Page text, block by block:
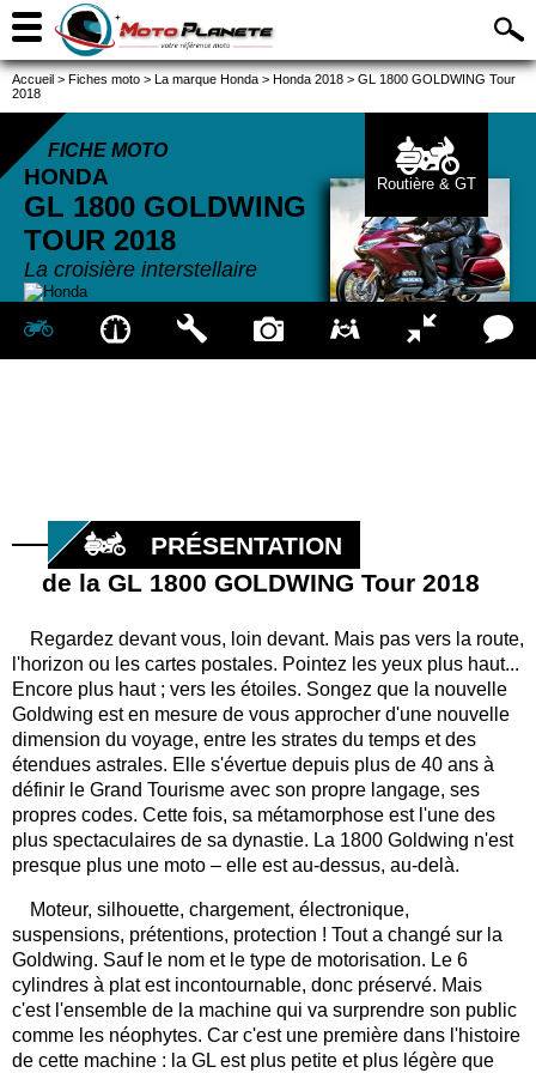
Accueil > Fiches moto > La marque Honda > Honda 2018 > GL 1800 GOLDWING Tour
2018
FICHE MOTO
HONDA
GL 1800 GOLDWING
TOUR 2018
La croisière interstellaire
Routière & GT
PRÉSENTATION
de la GL 1800 GOLDWING Tour 2018
Regardez devant vous, loin devant. Mais pas vers la route,
l'horizon ou les cartes postales. Pointez les yeux plus haut...
Encore plus haut ; vers les étoiles. Songez que la nouvelle
Goldwing est en mesure de vous approcher d'une nouvelle
dimension du voyage, entre les strates du temps et des
étendues astrales. Elle s'évertue depuis plus de 40 ans à
définir le Grand Tourisme avec son propre langage, ses
propres codes. Cette fois, sa métamorphose est l'une des
plus spectaculaires de sa dynastie. La 1800 Goldwing n'est
presque plus une moto – elle est au-dessus, au-delà.
Moteur, silhouette, chargement, électronique,
suspensions, prétentions, protection ! Tout a changé sur la
Goldwing. Sauf le nom et le type de motorisation. Le 6
cylindres à plat est incontournable, donc préservé. Mais
c'est l'ensemble de la machine qui va surprendre son public
comme les néophytes. Car c'est une première dans l'histoire
de cette machine : la GL est plus petite et plus légère que